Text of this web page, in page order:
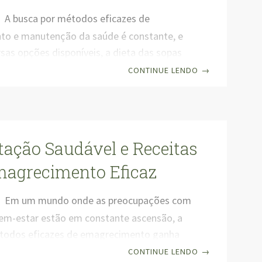
A busca por métodos eficazes de
e manutenção da saúde é constante, e
opções disponíveis, a dieta das sopas
por sua simplicidade e eficácia. Este
e dicas para adotar essa dieta de forma
O que é
CONTINUE LENDO →
Saudável e Receitas
Eficaz
Em um mundo onde as preocupações com
estar estão em constante ascensão, a
eficazes de emagrecimento ganha
as diversas abordagens disponíveis, a
CONTINUE LENDO →